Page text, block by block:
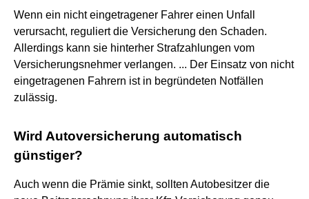
Wenn ein nicht eingetragener Fahrer einen Unfall
verursacht, reguliert die Versicherung den Schaden.
Allerdings kann sie hinterher Strafzahlungen vom
Versicherungsnehmer verlangen. ... Der Einsatz von nicht
eingetragenen Fahrern ist in begründeten Notfällen
zulässig.
Wird Autoversicherung automatisch
günstiger?
Auch wenn die Prämie sinkt, sollten Autobesitzer die